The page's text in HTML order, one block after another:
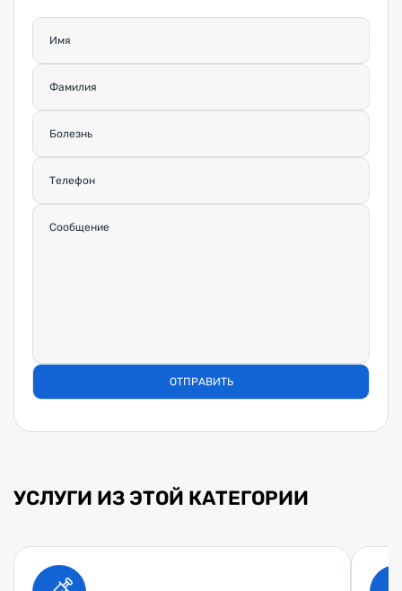
УСЛУГИ ИЗ ЭТОЙ КАТЕГОРИИ